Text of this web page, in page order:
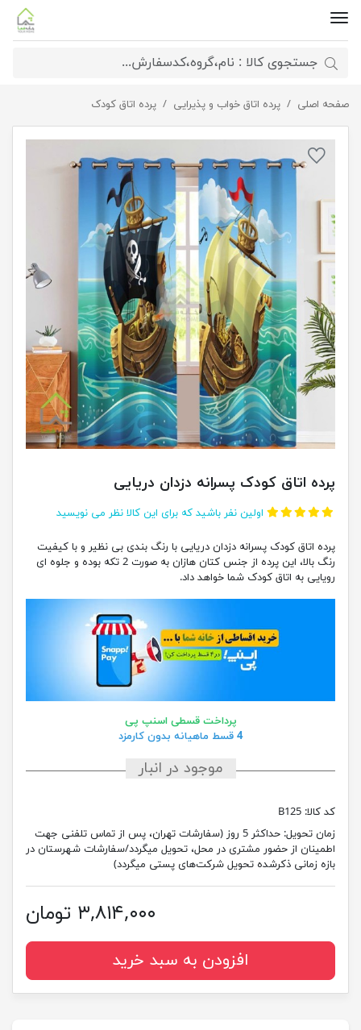
صفحه اصلی پرده اتاق خواب و پذیرایی پرده اتاق کودک پرده اتاق کودک پسرانه دزدان دریایی
پرده اتاق کودک پسرانه دزدان دریایی
اولین نفر باشید که برای این کالا نظر می نویسید
پرده اتاق کودک پسرانه دزدان دریایی با رنگ بندی بی نظیر و با کیفیت
رنگ بالا، این پرده از جنس کتان هازان به صورت 2 تکه بوده و جلوه ای
رویایی به اتاق کودک شما خواهد داد.
پرداخت قسطی اسنپ پی
4 قسط ماهیانه بدون کارمزد
موجود در انبار
کد کالا: B125
زمان تحویل:
حداکثر 5 روز (سفارشات تهران، پس از تماس تلفنی جهت
اطمینان از حضور مشتری در محل، تحویل میگردد/سفارشات شهرستان در
بازه زمانی ذکرشده تحویل شرکت‌های پستی میگردد)
۳,۸۱۴,۰۰۰ تومان
افزودن به سبد خرید